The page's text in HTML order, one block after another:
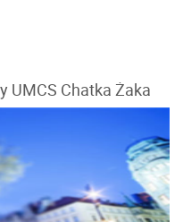
UMCS Chatka Żaka